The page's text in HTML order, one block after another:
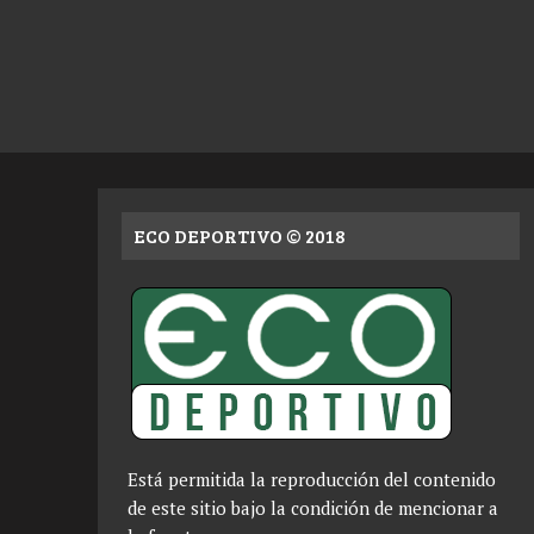
ECO DEPORTIVO © 2018
Está permitida la reproducción del contenido
de este sitio bajo la condición de mencionar a